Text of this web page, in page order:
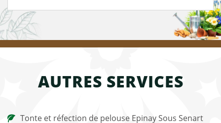
AUTRES SERVICES
Tonte et réfection de pelouse Epinay Sous Senart